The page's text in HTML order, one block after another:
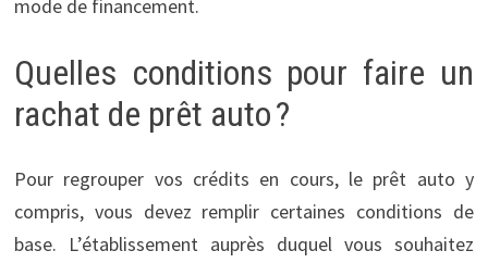
mode de financement.
Quelles conditions pour faire un
rachat de prêt auto ?
Pour regrouper vos crédits en cours, le prêt auto y
compris, vous devez remplir certaines conditions de
base. L’établissement auprès duquel vous souhaitez